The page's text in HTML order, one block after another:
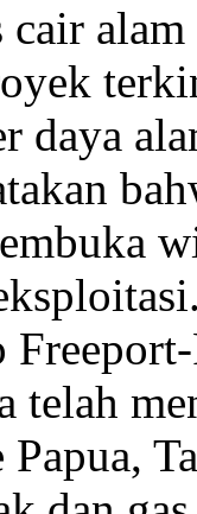
daya
telah